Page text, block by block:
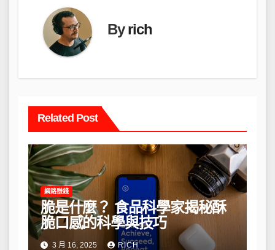
Byrich
Related Post
網路賺錢
脆是什麼？ 食品科學家揭秘酥
脆口感的科學與技巧
3 月 16, 2025 RICH